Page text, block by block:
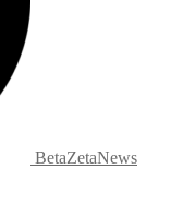
BetaZetaNews